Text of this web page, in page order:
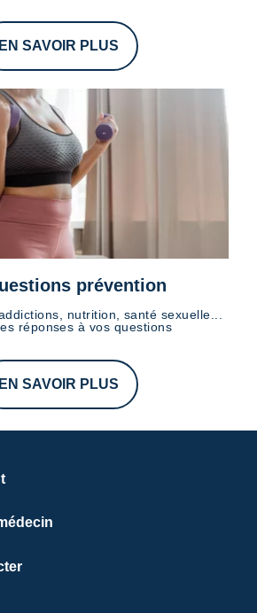
EN SAVOIR PLUS
prévention
nutrition, santé sexuelle...
réponses à vos questions
EN SAVOIR PLUS